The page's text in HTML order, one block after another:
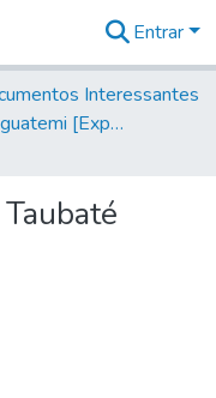
Entrar
Interessantes
Volume 08 - Iguatemi [Expedições para proteção e sustento]